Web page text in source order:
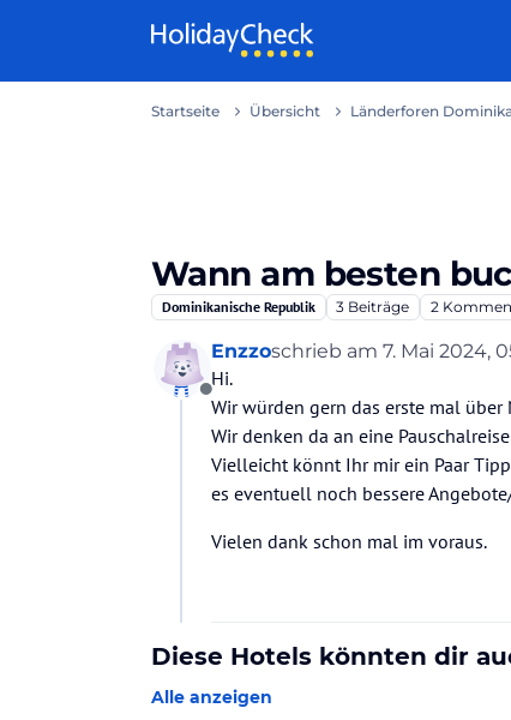
Startseite Übersicht Länderforen
Wann am besten
Dominikanische Republik 3 Beiträge 2
Offline
Enzzoschrieb am 7. Mai 2024,
zuletzt editiert von
Hi.
Wir würden gern das erste mal über
Wir denken da an eine
Vielleicht könnt Ihr mir ein Paar
es eventuell noch bessere
Vielen dank schon mal im voraus.